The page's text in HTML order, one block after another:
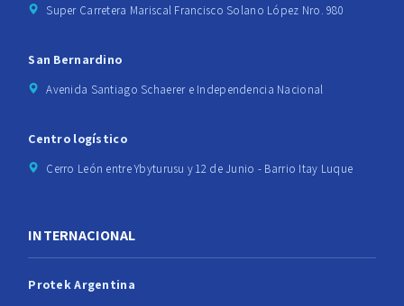
Super Carretera Mariscal Francisco Solano López Nro. 980
San Bernardino
Avenida Santiago Schaerer e Independencia Nacional
Centro logístico
Cerro León entre Ybyturusu y 12 de Junio - Barrio Itay Luque
INTERNACIONAL
Protek Argentina